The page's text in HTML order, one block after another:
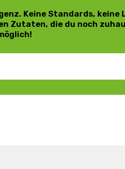
Keine Standards, keine
Zutaten, die du noch